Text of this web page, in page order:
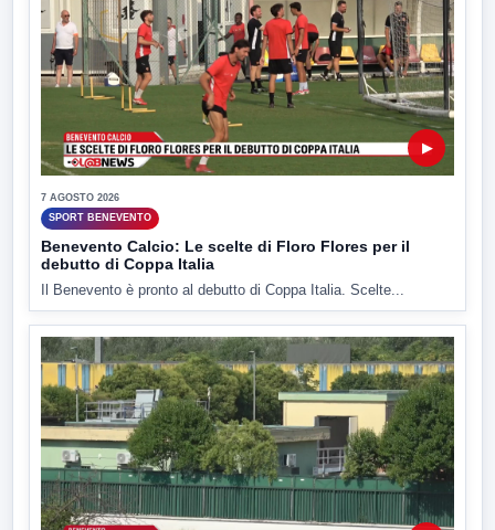
▶
7 AGOSTO 2026
SPORT BENEVENTO
Benevento Calcio: Le scelte di Floro Flores per il
debutto di Coppa Italia
Il Benevento è pronto al debutto di Coppa Italia. Scelte...